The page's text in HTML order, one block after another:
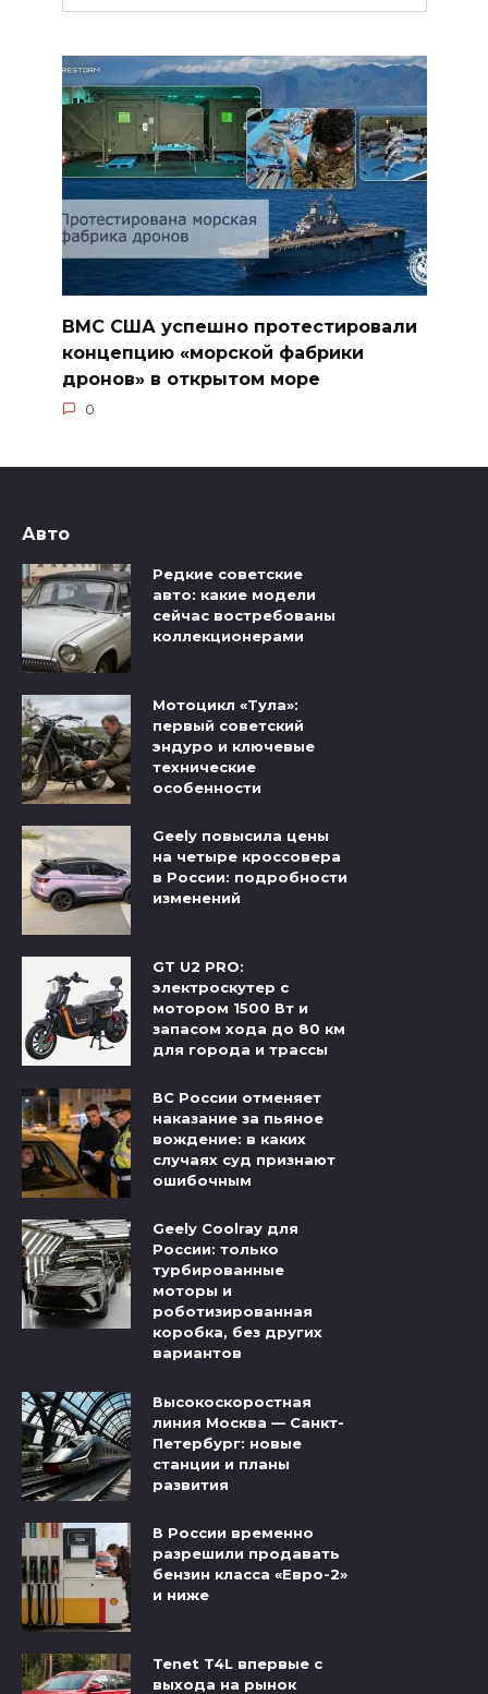
ВМС США успешно протестировали
концепцию «морской фабрики
дронов» в открытом море
0
Авто
Редкие советские
авто: какие модели
сейчас востребованы
коллекционерами
Мотоцикл «Тула»:
первый советский
эндуро и ключевые
технические
особенности
Geely повысила цены
на четыре кроссовера
в России: подробности
изменений
GT U2 PRO:
электроскутер с
мотором 1500 Вт и
запасом хода до 80 км
для города и трассы
ВС России отменяет
наказание за пьяное
вождение: в каких
случаях суд признают
ошибочным
Geely Coolray для
России: только
турбированные
моторы и
роботизированная
коробка, без других
вариантов
Высокоскоростная
линия Москва — Санкт-
Петербург: новые
станции и планы
развития
В России временно
разрешили продавать
бензин класса «Евро-2»
и ниже
Tenet T4L впервые с
выхода на рынок